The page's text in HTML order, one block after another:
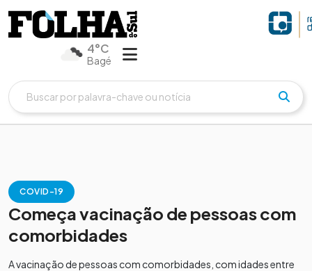
4°C
Bagé
COVID-19
Começa vacinação de pessoas com
comorbidades
A vacinação de pessoas com comorbidades, com idades entre